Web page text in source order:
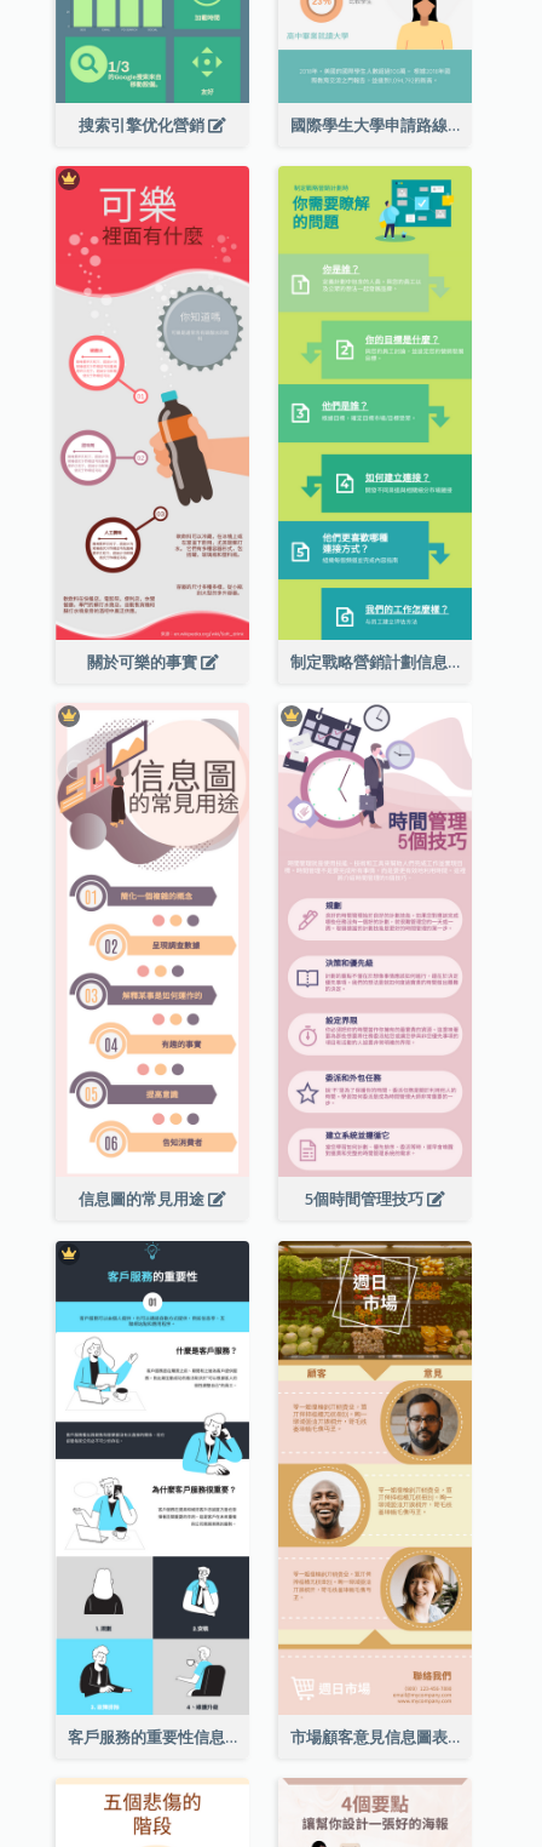
搜索引擎优化營銷 國際學生大學申請路線圖
關於可樂的事實 制定戰略營銷計劃信息圖表
信息圖的常見用途 5個時間管理技巧
客戶服務的重要性信息圖表 市場顧客意見信息圖表